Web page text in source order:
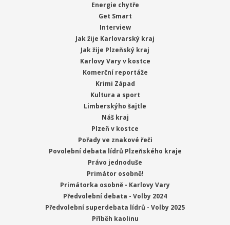
Energie chytře
Get Smart
Interview
Jak žije Karlovarský kraj
Jak žije Plzeňský kraj
Karlovy Vary v kostce
Komerční reportáže
Krimi Západ
Kultura a sport
Limberskýho šajtle
Náš kraj
Plzeň v kostce
Pořady ve znakové řeči
Povolební debata lídrů Plzeňského kraje
Právo jednoduše
Primátor osobně!
Primátorka osobně - Karlovy Vary
Předvolební debata - Volby 2024
Předvolební superdebata lídrů - Volby 2025
Příběh kaolinu